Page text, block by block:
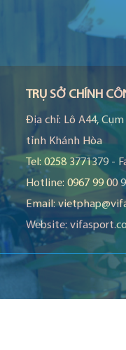
TRỤ SỞ CHÍNH
Địa chỉ: Lô A44,
tỉnh Khánh Hòa
Tel: 0258 3771379 -
Hotline: 0967 99 00
Email:
Website: